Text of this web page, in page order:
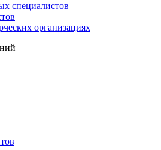
специалистов
организациях